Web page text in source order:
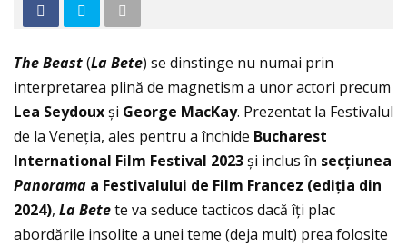
The Beast(La Bete) se dinstinge nu numai prin
interpretarea plină de magnetism a unor actori precum
Lea Seydouxși George MacKay. Prezentat la Festivalul
de la Veneția, ales pentru a închide Bucharest
International Film Festival 2023și inclus în secţiunea
Panorama a Festivalului de Film Francez (ediţia din
2024), La Betete va seduce tacticos dacă îţi plac
abordările insolite a unei teme (deja mult) prea folosite